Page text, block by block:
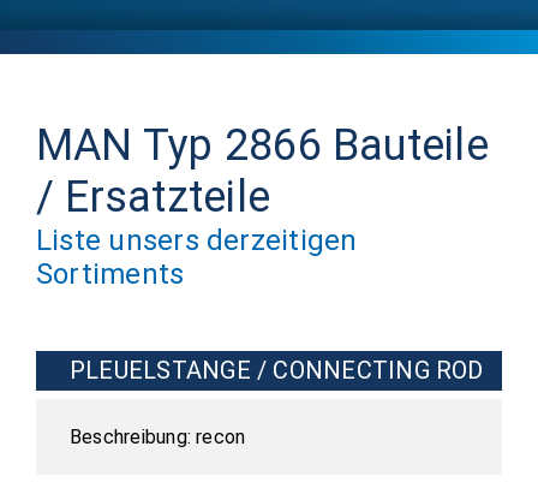
MAN Typ 2866 Bauteile
/ Ersatzteile
Liste unsers derzeitigen
Sortiments
PLEUELSTANGE / CONNECTING ROD
recon